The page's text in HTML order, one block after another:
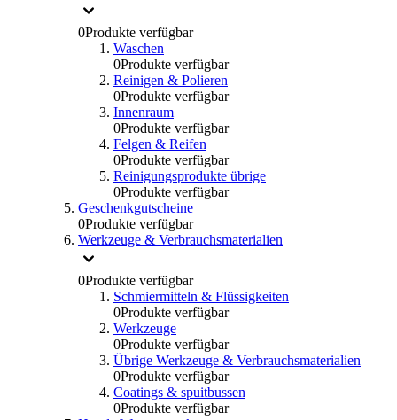
0Produkte verfügbar
Waschen
0Produkte verfügbar
Reinigen & Polieren
0Produkte verfügbar
Innenraum
0Produkte verfügbar
Felgen & Reifen
0Produkte verfügbar
Reinigungsprodukte übrige
0Produkte verfügbar
Geschenkgutscheine
0Produkte verfügbar
Werkzeuge & Verbrauchsmaterialien
0Produkte verfügbar
Schmiermitteln & Flüssigkeiten
0Produkte verfügbar
Werkzeuge
0Produkte verfügbar
Übrige Werkzeuge & Verbrauchsmaterialien
0Produkte verfügbar
Coatings & spuitbussen
0Produkte verfügbar